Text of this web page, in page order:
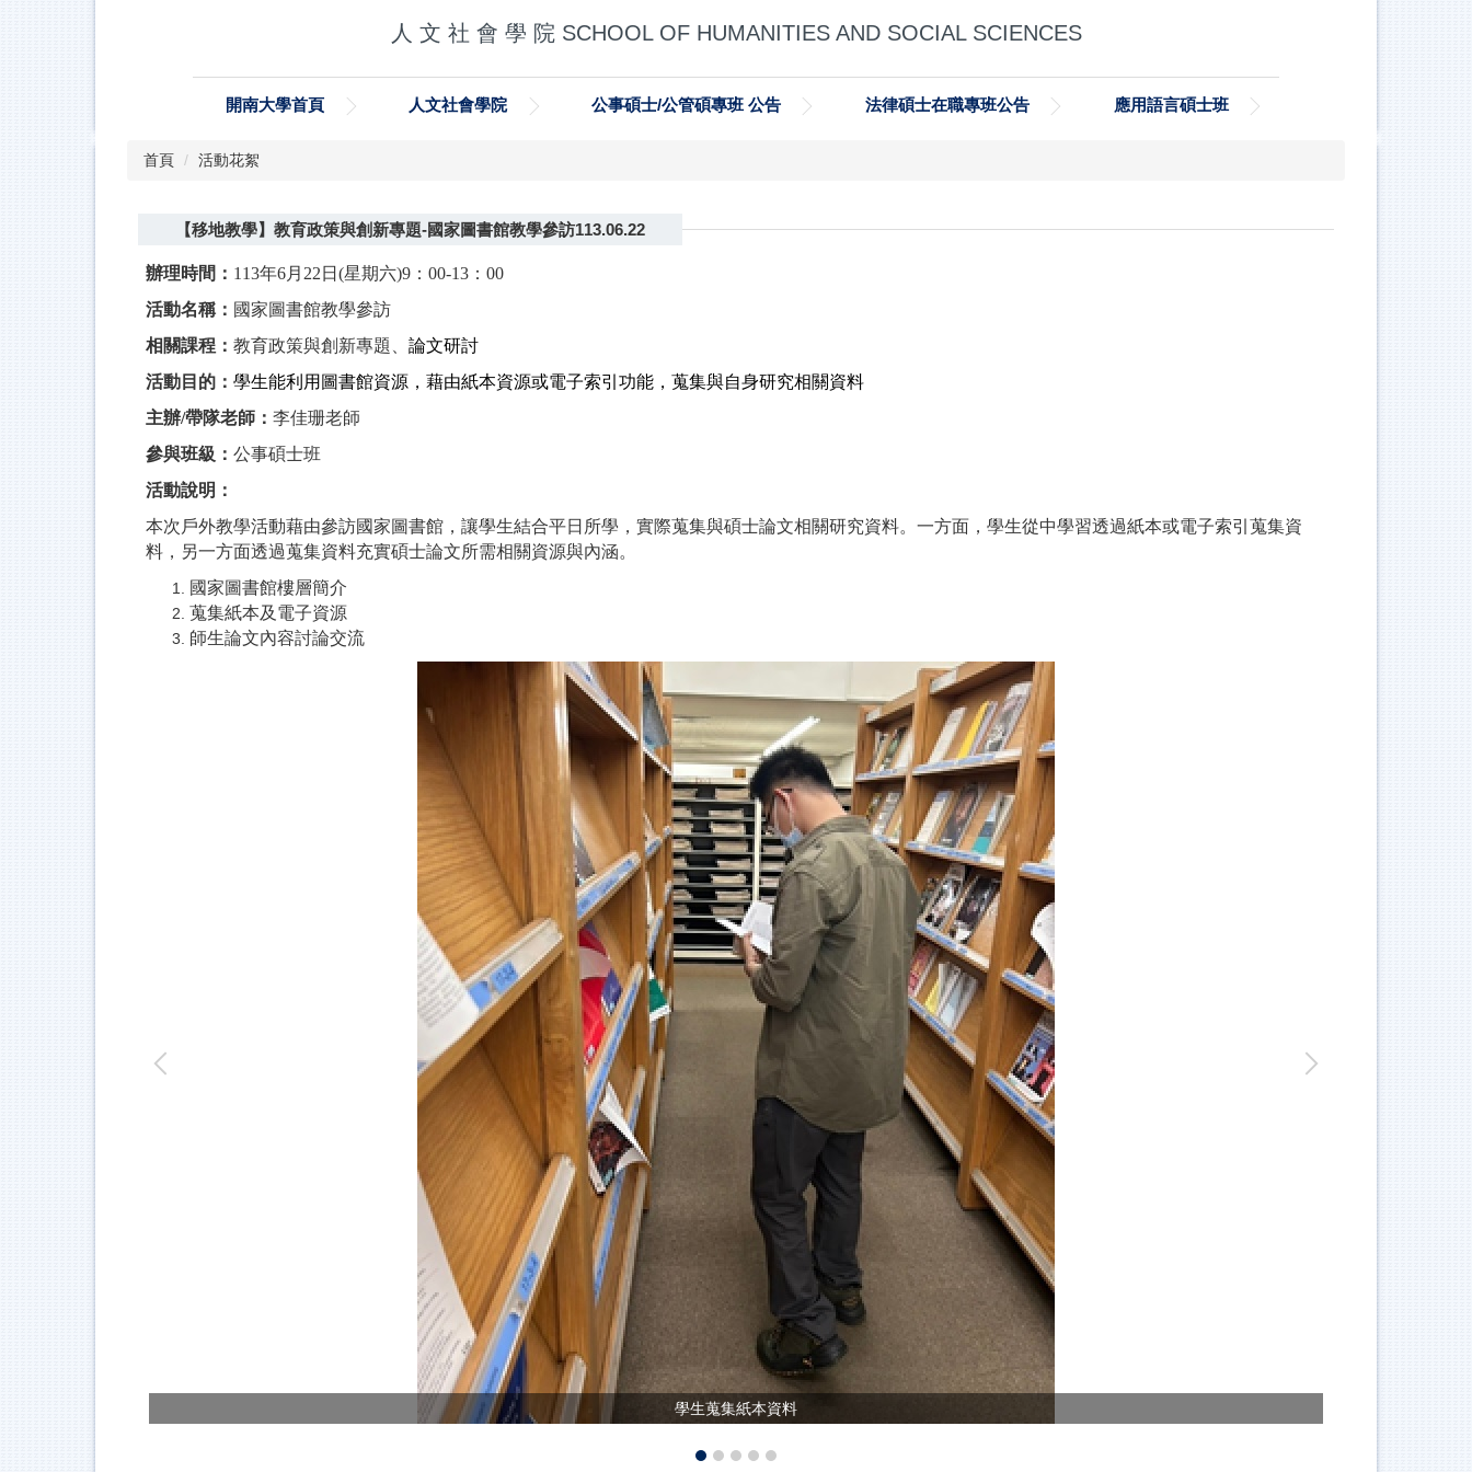
人 文 社 會 學 院 SCHOOL OF HUMANITIES AND SOCIAL SCIENCES
開南大學首頁 人文社會學院 公事碩士/公管碩專班 公告 法律碩士在職專班公告 應用語言碩士班
首頁 活動花絮
【移地教學】教育政策與創新專題-國家圖書館教學參訪113.06.22
辦理時間： 113年6月 22 日 (星期六)9 ： 00-13 ： 00
活動名稱： 國家圖書館教學參訪
相關課程： 教育政策與創新專題、 論文研討
活動目的： 學生能利用圖書館資源，藉由紙本資源或電子索引功能，蒐集與自身研究相關資料
主辦/帶隊老師： 李佳珊老師
參與班級： 公事碩士班
活動說明：
本次戶外教學活動藉由參訪國家圖書館，讓學生結合平日所學，實際蒐集與碩士論文相關研究資料。一方面，學生從中學習透過紙本或電子索引蒐集資
料，另一方面透過蒐集資料充實碩士論文所需相關資源與內涵。
國家圖書館樓層簡介
蒐集紙本及電子資源
師生論文內容討論交流
學生蒐集紙本資料